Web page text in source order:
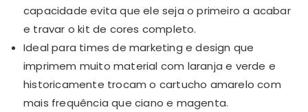
capacidade evita que ele seja o primeiro a acabar
e travar o kit de cores completo.
Ideal para times de marketing e design que
imprimem muito material com laranja e verde e
historicamente trocam o cartucho amarelo com
mais frequência que ciano e magenta.